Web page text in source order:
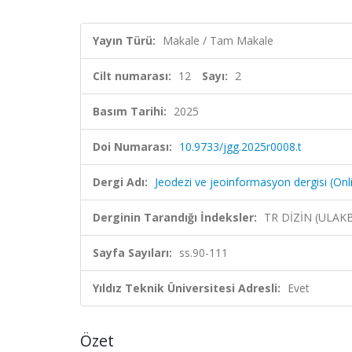
Yayın Türü: Makale / Tam Makale
Cilt numarası: 12 Sayı: 2
Basım Tarihi: 2025
Doi Numarası: 10.9733/jgg.2025r0008.t
Dergi Adı: Jeodezi ve jeoinformasyon dergisi
Derginin Tarandığı İndeksler: TR DİZİN
Sayfa Sayıları: ss.90-111
Yıldız Teknik Üniversitesi Adresli: Evet
Özet